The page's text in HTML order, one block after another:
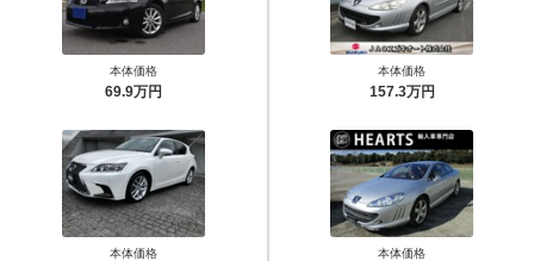
本体価格
69.9万円
本体価格
本体価格
157.3万円
本体価格